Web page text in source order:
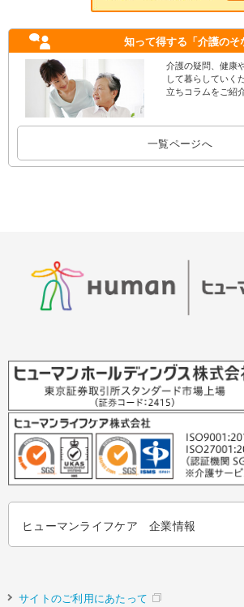
知って得する 「介護のそ
介護の疑問、健康
して暮らしていく
立ちコラムをご紹
一覧ページへ
ヒューマンライフケア 企業情報
サイトのご利用にあたって